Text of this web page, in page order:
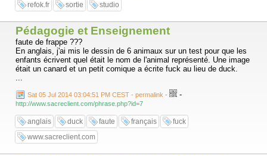
refok.fr
sortie studio
Pédagogie et Enseignement
faute de frappe ???
En anglais, j'ai mis le dessin de 6 animaux sur un test pour que les
enfants écrivent quel était le nom de l'animal représenté. Une image
était un canard et un petit comique a écrite fuck au lieu de duck.
...
Sat 05 Jul 2014 03:04:51 PM CEST - permalink - -
http://www.sacreclient.com/phrase.php?id=7
anglais duck faute français
fuck
www.sacreclient.com